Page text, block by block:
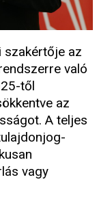
szakértője az
való
től
az
A teljes
vagy